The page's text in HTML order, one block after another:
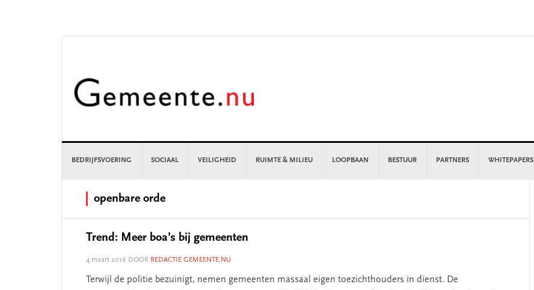
BEDRIJFSVOERING SOCIAAL VEILIGHEID RUIMTE & MILIEU LOOPBAAN BESTUUR PARTNERS WHITEPAPERS
openbare orde
Trend: Meer boa’s bij gemeenten
4 maart 2016 DOOR REDACTIE GEMEENTE.NU
Terwijl de politie bezuinigt, nemen gemeenten massaal eigen toezichthouders in dienst. De